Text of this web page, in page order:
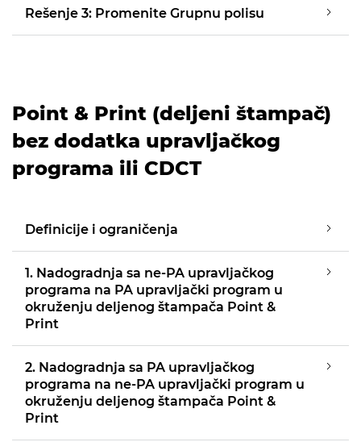
Rešenje 3: Promenite Grupnu polisu
Point & Print (deljeni štampač)
bez dodatka upravljačkog
programa ili CDCT
Definicije i ograničenja
1. Nadogradnja sa ne-PA upravljačkog
programa na PA upravljački program u
okruženju deljenog štampača Point &
Print
2. Nadogradnja sa PA upravljačkog
programa na ne-PA upravljački program u
okruženju deljenog štampača Point &
Print